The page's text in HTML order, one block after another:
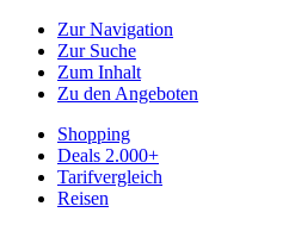
Zur Navigation
Zur Suche
Zum Inhalt
Zu den Angeboten
Shopping
Deals 2.000+
Tarifvergleich
Reisen